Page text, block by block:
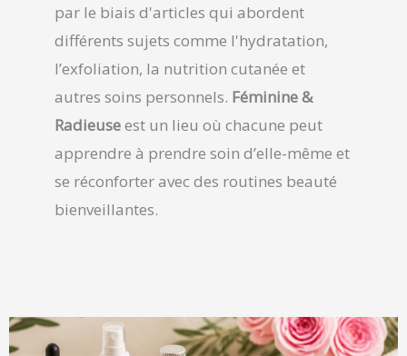
par le biais d'articles qui abordent
différents sujets comme l'hydratation,
l’exfoliation, la nutrition cutanée et
autres soins personnels. Féminine &
Radieuseest un lieu où chacune peut
apprendre à prendre soin d’elle-même et
se réconforter avec des routines beauté
bienveillantes.
PagePagePagePagePage